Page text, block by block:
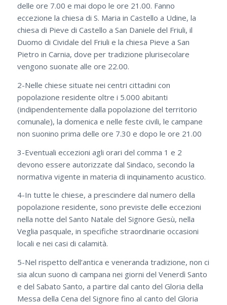
delle ore 7.00 e mai dopo le ore 21.00. Fanno
eccezione la chiesa di S. Maria in Castello a Udine, la
chiesa di Pieve di Castello a San Daniele del Friuli, il
Duomo di Cividale del Friuli e la chiesa Pieve a San
Pietro in Carnia, dove per tradizione plurisecolare
vengono suonate alle ore 22.00.
2-Nelle chiese situate nei centri cittadini con
popolazione residente oltre i 5.000 abitanti
(indipendentemente dalla popolazione del territorio
comunale), la domenica e nelle feste civili, le campane
non suonino prima delle ore 7.30 e dopo le ore 21.00
3-Eventuali eccezioni agli orari del comma 1 e 2
devono essere autorizzate dal Sindaco, secondo la
normativa vigente in materia di inquinamento acustico.
4-In tutte le chiese, a prescindere dal numero della
popolazione residente, sono previste delle eccezioni
nella notte del Santo Natale del Signore Gesù, nella
Veglia pasquale, in specifiche straordinarie occasioni
locali e nei casi di calamità.
5-Nel rispetto dell’antica e veneranda tradizione, non ci
sia alcun suono di campana nei giorni del Venerdì Santo
e del Sabato Santo, a partire dal canto del Gloria della
Messa della Cena del Signore fino al canto del Gloria